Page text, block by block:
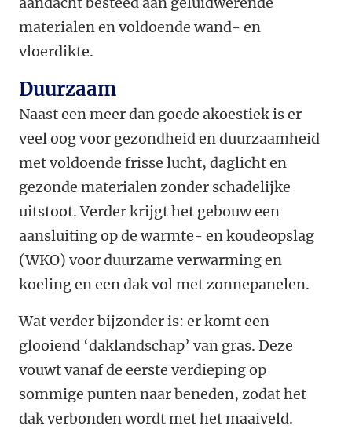
materialen en voldoende wand- en
vloerdikte.
Duurzaam
Naast een meer dan goede akoestiek is er
veel oog voor gezondheid en duurzaamheid
met voldoende frisse lucht, daglicht en
gezonde materialen zonder schadelijke
uitstoot. Verder krijgt het gebouw een
aansluiting op de warmte- en koudeopslag
(WKO) voor duurzame verwarming en
koeling en een dak vol met zonnepanelen.
Wat verder bijzonder is: er komt een
glooiend ‘daklandschap’ van gras. Deze
vouwt vanaf de eerste verdieping op
sommige punten naar beneden, zodat het
dak verbonden wordt met het maaiveld.